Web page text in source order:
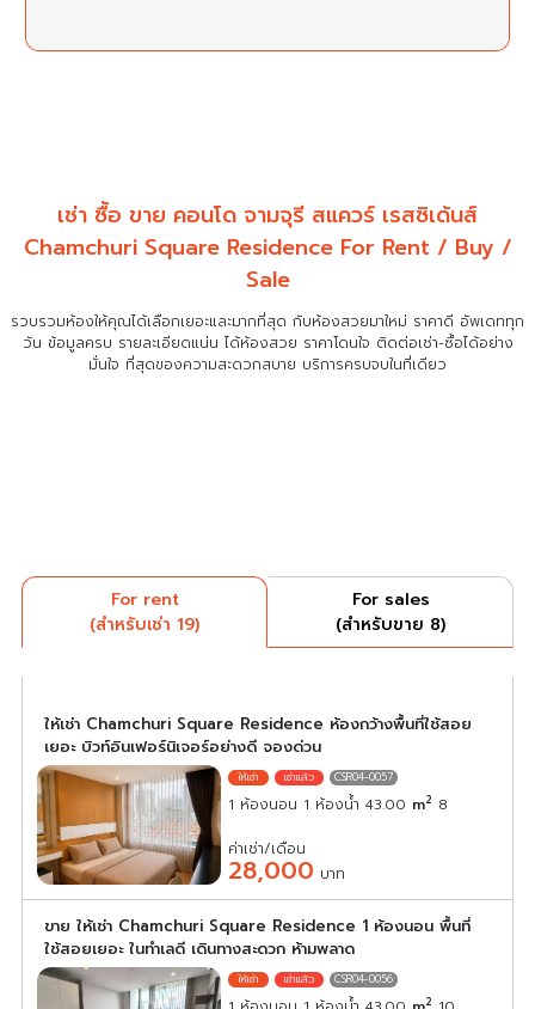
เช่า ซื้อ ขาย คอนโด จามจุรี สแควร์ เรสซิเด้นส์
Chamchuri Square Residence For Rent / Buy /
Sale
รวบรวมห้องให้คุณได้เลือกเยอะและมากที่สุด กับห้องสวยมาใหม่ ราคาดี อัพเดททุก
วัน ข้อมูลครบ รายละเอียดแน่นได้ห้องสวย ราคาโดนใจ ติดต่อเช่า-ซื้อได้อย่าง
มั่นใจ ที่สุดของความสะดวกสบาย บริการครบจบในที่เดียว
For rent
(สำหรับเช่า 19)
For sales
(สำหรับขาย 8)
ให้เช่า Chamchuri Square Residence ห้องกว้างพื้นที่ใช้สอย
เยอะ บิวท์อินเฟอร์นิเจอร์อย่างดี จองด่วน
CSR04-0057
1 ห้องนอน 1 ห้องน้ำ 43.00 m2 8
ค่าเช่า/เดือน
28,000 บาท
ขาย ให้เช่า Chamchuri Square Residence 1 ห้องนอน พื้นที่
ใช้สอยเยอะ ในทำเลดี เดินทางสะดวก ห้ามพลาด
CSR04-0056
2